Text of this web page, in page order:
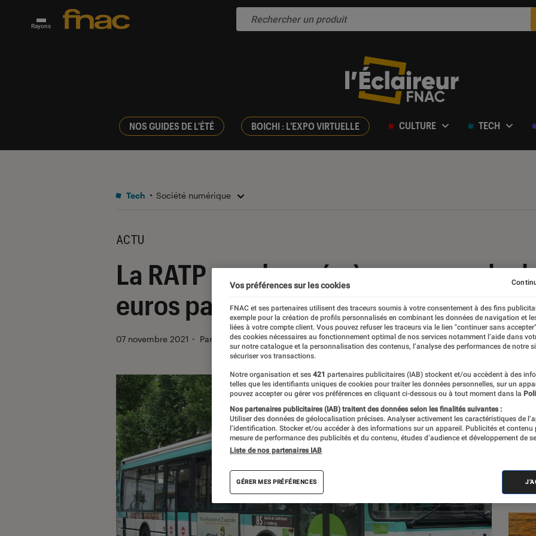
Rayons
NOS GUIDES DE L'ÉTÉ BOICHI : L'EXPO VIRTUELLE CULTURE TECH
Tech Société numérique
ACTU
La RATP condamnée à une amende
euros par la CNIL
07 novembre 2021 ・ Par Kesso Diallo
Vos préférences sur les cookies
FNAC et ses partenaires utilisent des traceurs soumis à votre consentement à des fins
exemple pour la création de profils personnalisés en combinant les données de navigation et
liées à votre compte client. Vous pouvez refuser les traceurs via le lien "continuer sans
des cookies nécessaires au fonctionnement optimal de nos services notamment l’aide dans
sur notre catalogue et la personnalisation des contenus, l’analyse des performances de notre
sécuriser vos transactions.
Notre organisation et ses 421 partenaires publicitaires (IAB) stockent et/ou accèdent à des
telles que les identifiants uniques de cookies pour traiter les données personnelles, sur un
pouvez accepter ou gérer vos préférences en cliquant ci-dessous ou à tout moment dans la
Nos partenaires publicitaires (IAB) traitent des données selon les finalités suivantes :
Utiliser des données de géolocalisation précises. Analyser activement les caractéristiques de
l’identification. Stocker et/ou accéder à des informations sur un appareil. Publicités et contenu
mesure de performance des publicités et du contenu, études d’audience et développement de
Liste de nos partenaires IAB
GÉRER MES PRÉFÉRENCES